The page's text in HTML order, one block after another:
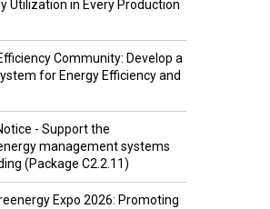
Utilization in Every Production
Community: Develop a
for Energy Efficiency and
- Support the
management systems
(Package C2.2.11)
Expo 2026: Promoting